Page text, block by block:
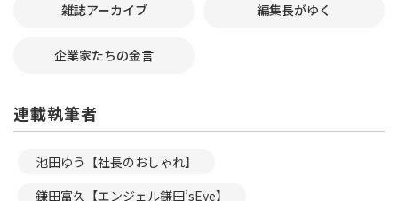
雑誌アーカイブ 編集長がゆく
企業家たちの金言
連載執筆者
池田ゆう【社長のおしゃれ】
鎌田富久【エンジェル鎌田’sEye】